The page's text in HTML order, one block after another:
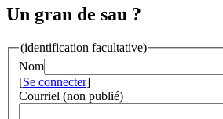
Un gran de sau ?
(identification facultative)
Nom
[Se connecter]
Courriel (non publié)